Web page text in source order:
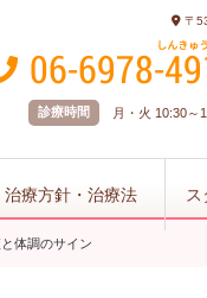
〒
診療時間
月・火 10:30
治療方針・治療法
体調のサイン